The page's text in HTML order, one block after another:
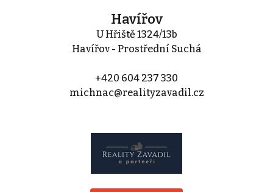
Havířov
U Hřiště 1324/13b
Havířov - Prostřední Suchá
+420 604 237 330
michnac@realityzavadil.cz